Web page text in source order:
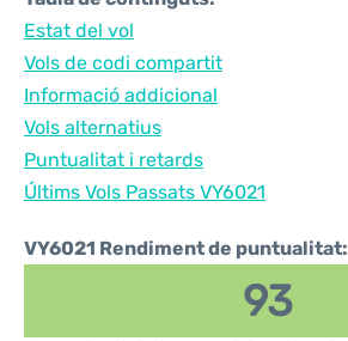
Estat del vol
Vols de codi compartit
Informació addicional
Vols alternatius
Puntualitat i retards
Últims Vols Passats VY6021
VY6021 Rendiment de puntualitat:
93